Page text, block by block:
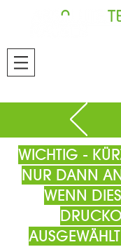
WICHTIG -
NUR DANN
WENN